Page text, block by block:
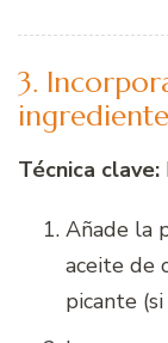
3.
Técnica clave:
Añade la
aceite de
picante